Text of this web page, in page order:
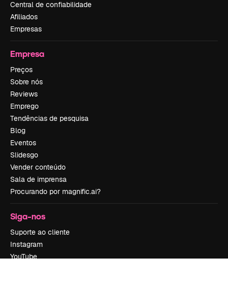
Central de confiabilidade
Afiliados
Empresas
Empresa
Preços
Sobre nós
Reviews
Emprego
Tendências de pesquisa
Blog
Eventos
Slidesgo
Vender conteúdo
Sala de imprensa
Procurando por magnific.ai?
Siga-nos
Suporte ao cliente
Instagram
YouTube